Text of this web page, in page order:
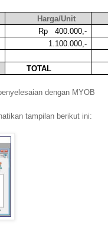
Harga/Unit
Rp
400.000,-
1.100.000,-
TOTAL
dengan MYOB
tampilan berikut ini: